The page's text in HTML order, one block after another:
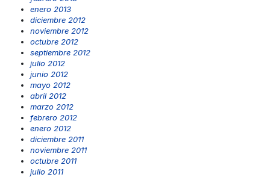
enero 2013
diciembre 2012
noviembre 2012
octubre 2012
septiembre 2012
julio 2012
junio 2012
mayo 2012
abril 2012
marzo 2012
febrero 2012
enero 2012
diciembre 2011
noviembre 2011
octubre 2011
julio 2011